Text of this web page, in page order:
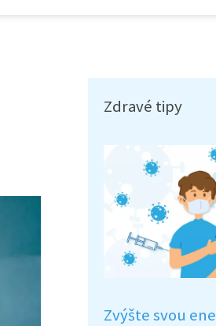
Zdravé tipy
Zvýšte svou